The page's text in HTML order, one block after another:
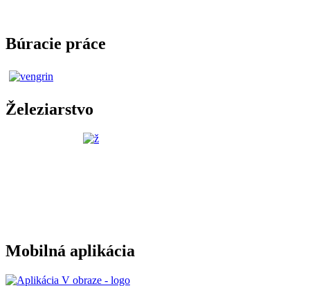
Búracie práce
Železiarstvo
Mobilná aplikácia